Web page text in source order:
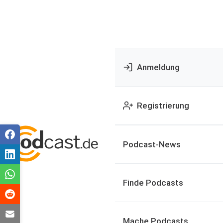
Anmeldung
Registrierung
Podcast-News
Finde Podcasts
Mache Podcasts